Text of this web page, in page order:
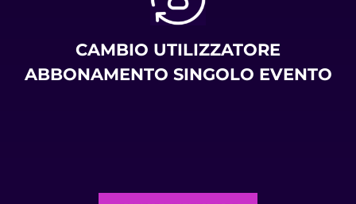
CAMBIO UTILIZZATORE
ABBONAMENTO SINGOLO EVENTO